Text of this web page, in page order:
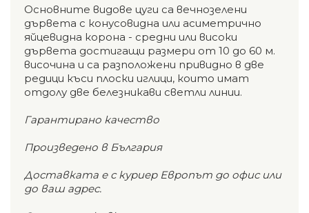
Основните видове цуги са вечнозелени
дървета с конусовидна или асиметрично
яйцевидна корона - средни или високи
дървета достигащи размери от 10 до 60 м.
височина и са разположени привидно в две
редици къси плоски иглици, които имат
отдолу две белезникави светли линии.
Гарантирано качество
Произведено в България
Доставката е с куриер Европът до офис или
до ваш адрес.